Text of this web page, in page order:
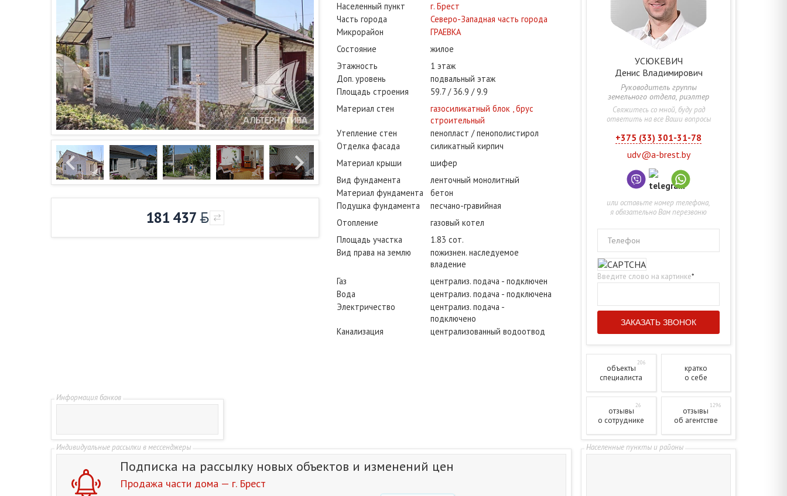
181 437
Населенный пункт
г. Брест
Часть города
Северо-Западная часть города
Микрорайон
ГРАЕВКА
Состояние
жилое
Этажность
1 этаж
Доп. уровень
подвальный этаж
Площадь строения
59.7 36.9
9.9
Материал стен
газосиликатный блок , брус
строительный
Утепление стен
пенопласт / пенополистирол
Отделка фасада
силикатный кирпич
Материал крыши
шифер
Вид фундамента
ленточный монолитный
Материал фундамента
бетон
Подушка фундамента
песчано-гравийная
Отопление
газовый котел
Площадь участка
1.83 сот.
Вид права на землю
пожизнен. наследуемое
владение
Газ
централиз. подача - подключен
Вода
централиз. подача - подключена
Электричество
централиз. подача -
подключено
Канализация
централизованный водоотвод
УСЮКЕВИЧ
Денис Владимирович
Руководитель группы
земельного отдела, риэлтер
Свяжитесь со мной, буду рад
ответить на все Ваши вопросы
+375 (33) 301-31-78
udv@a-brest.by
или оставьте номер телефона,
я обязательно Вам перезвоню
Телефон
Введите слово на картинке*
объекты
206
специалиста
кратко
о себе
отзывы
26
о сотруднике
отзывы
1296
об агентстве
Подписка на рассылку новых объектов и изменений цен
Продажа части дома — г. Брест